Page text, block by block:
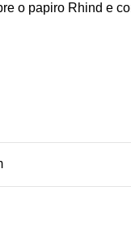
o papiro Rhind e